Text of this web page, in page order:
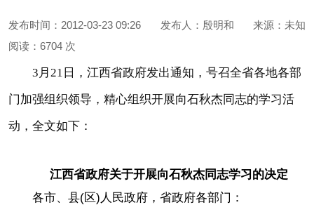
发布时间：2012-03-23 09:26 发布人：殷明和
来源：未知
阅读：6704 次
3月21日，江西省政府发出通知，号召全省各地各部
门加强组织领导，精心组织开展向石秋杰同志的学习活
动，全文如下：
江西省政府关于开展向石秋杰同志学习的决定
各市、县(区)人民政府，省政府各部门：